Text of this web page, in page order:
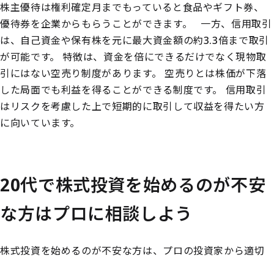
株主優待は権利確定月までもっていると食品やギフト券、
優待券を企業からもらうことができます。
一方、信用取引
は、自己資金や保有株を元に最大資金額の約3.3倍まで取引
が可能です。
特徴は、資金を倍にできるだけでなく現物取
引にはない空売り制度があります。
空売りとは株価が下落
した局面でも利益を得ることができる制度です。
信用取引
はリスクを考慮した上で短期的に取引して収益を得たい方
に向いています。
20代で株式投資を始めるのが不安
な方はプロに相談しよう
株式投資を始めるのが不安な方は、プロの投資家から適切